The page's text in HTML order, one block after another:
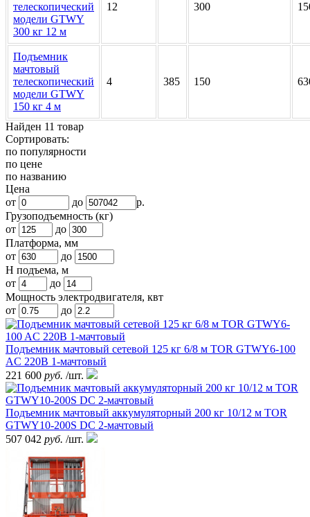
телескопический
модели GTWY
300 кг 12 м
12 300
Подъемник
мачтовый
телескопический
модели GTWY
150 кг 4 м
4 385 150
Найден 11 товар
Сортировать:
по популярности
по цене
по названию
Цена
от
до
р.
Грузоподъемность (кг)
от
до
Платформа, мм
от
до
H подъема, м
от
до
Мощность электродвигателя, квт
от
до
Подъемник мачтовый сетевой 125 кг 6/8 м TOR GTWY6-100
AC 220В 1-мачтовый
221 600 руб. /шт.
Подъемник мачтовый аккумуляторный 200 кг 10/12 м TOR
GTWY10-200S DC 2-мачтовый
507 042 руб. /шт.